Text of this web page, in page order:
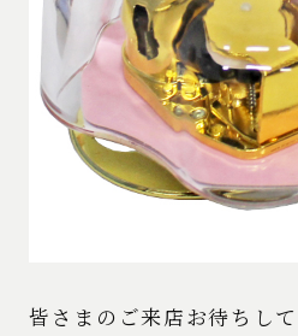
皆さまのご来店お待ちして